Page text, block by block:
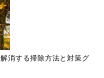
消する掃除方法と対策グ